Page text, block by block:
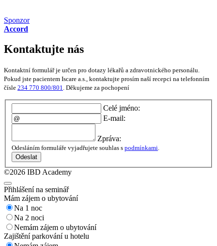
Sponzor
Accord
Kontaktujte nás
Kontaktní formulář je určen pro dotazy lékařů a zdravotnického personálu.
Pokud jste pacientem Iscare a.s., kontaktujte prosím naší recepci na telefonním
čísle 234 770 800/801. Děkujeme za pochopení
Celé jméno:
E-mail:
Zpráva:
Odesláním formuláře vyjadřujete souhlas s podmínkami
Odeslat
©2026 IBD Academy
Přihlášení na seminář
Mám zájem o ubytování
Na 1 noc
Na 2 noci
Nemám zájem o ubytování
Zajištění parkování u hotelu